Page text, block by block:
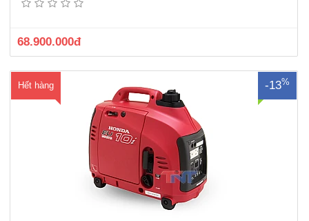
68.900.000đ
Hết hàng -13%
hành trình piston : 41.8 x 36.0 mmCông suất cực đại (động cơ) : 1.32